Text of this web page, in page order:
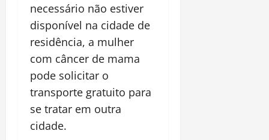
necessário não estiver
disponível na cidade de
residência, a mulher
com câncer de mama
pode solicitar o
transporte gratuito para
se tratar em outra
cidade.